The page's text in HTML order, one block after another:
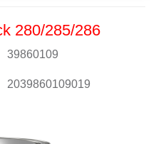
280/285/286
39860109
2039860109019